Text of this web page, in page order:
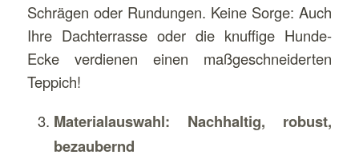
Schrägen oder Rundungen. Keine Sorge: Auch
Ihre Dachterrasse oder die knuffige Hunde-
Ecke verdienen einen maßgeschneiderten
Teppich!
Materialauswahl: Nachhaltig, robust,
bezaubernd